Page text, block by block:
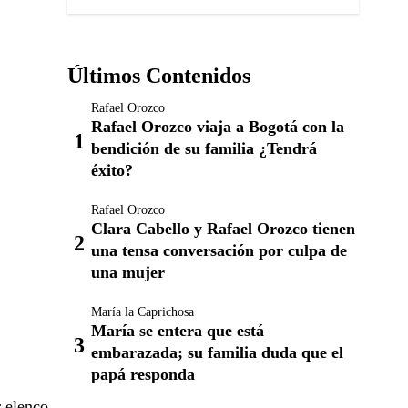
Últimos Contenidos
Rafael Orozco
Rafael Orozco viaja a Bogotá con la
bendición de su familia ¿Tendrá
éxito?
Rafael Orozco
Clara Cabello y Rafael Orozco tienen
una tensa conversación por culpa de
una mujer
María la Caprichosa
María se entera que está
embarazada; su familia duda que el
papá responda